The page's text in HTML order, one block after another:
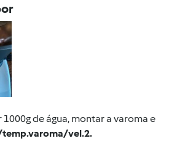
de água, montar a varoma e
vel.2.